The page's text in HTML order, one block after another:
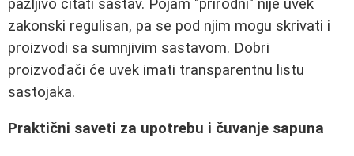
pažljivo čitati sastav. Pojam "prirodni" nije uvek
zakonski regulisan, pa se pod njim mogu skrivati i
proizvodi sa sumnjivim sastavom. Dobri
proizvođači će uvek imati transparentnu listu
sastojaka.
Praktični saveti za upotrebu i čuvanje sapuna